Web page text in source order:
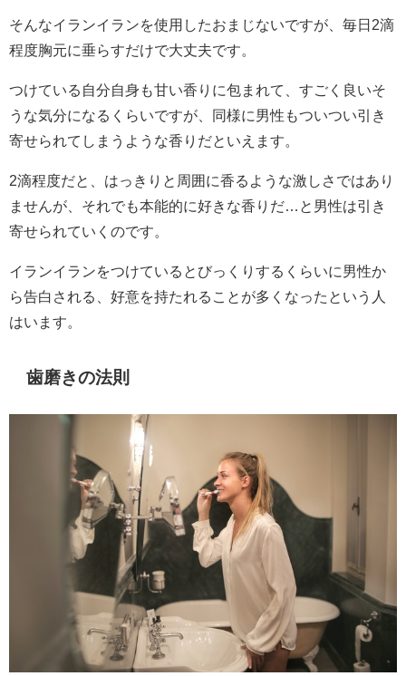
そんなイランイランを使用したおまじないですが、毎日2滴
程度胸元に垂らすだけで大丈夫です。
つけている自分自身も甘い香りに包まれて、すごく良いそ
うな気分になるくらいですが、同様に男性もついつい引き
寄せられてしまうような香りだといえます。
2滴程度だと、はっきりと周囲に香るような激しさではあり
ませんが、それでも本能的に好きな香りだ…と男性は引き
寄せられていくのです。
イランイランをつけているとびっくりするくらいに男性か
ら告白される、好意を持たれることが多くなったという人
はいます。
歯磨きの法則